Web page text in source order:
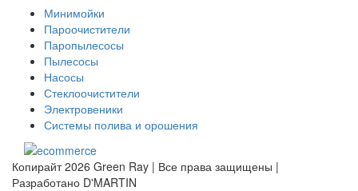
Минимойки
Пароочистители
Паропылесосы
Пылесосы
Насосы
Стеклоочистители
Электровеники
Системы полива и орошения
Копирайт 2026 Green Ray | Все права защищены |
Разработано D'MARTIN